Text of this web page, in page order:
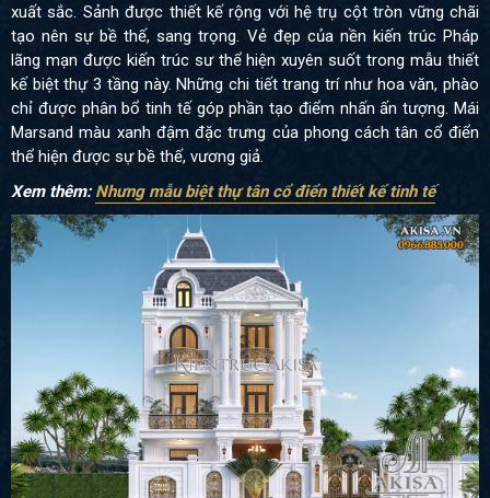
xuất sắc. Sảnh được thiết kế rộng với hệ trụ cột tròn vững chãi
tạo nên sự bề thế, sang trọng. Vẻ đẹp của nền kiến trúc Pháp
lãng mạn được kiến trúc sư thể hiện xuyên suốt trong mẫu thiết
kế biệt thự 3 tầng này. Những chi tiết trang trí như hoa văn, phào
chỉ được phân bổ tinh tế góp phần tạo điểm nhấn ấn tượng. Mái
Marsand màu xanh đậm đặc trưng của phong cách tân cổ điển
thể hiện được sự bề thế, vương giả.
Xem thêm: Nhưng mẫu biệt thự tân cổ điển thiết kế tinh tế